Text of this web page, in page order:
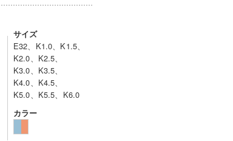
サイズ
E32、K1.0、K1.5、
K2.0、K2.5、
K3.0、K3.5、
K4.0、K4.5、
K5.0、K5.5、K6.0
カラー